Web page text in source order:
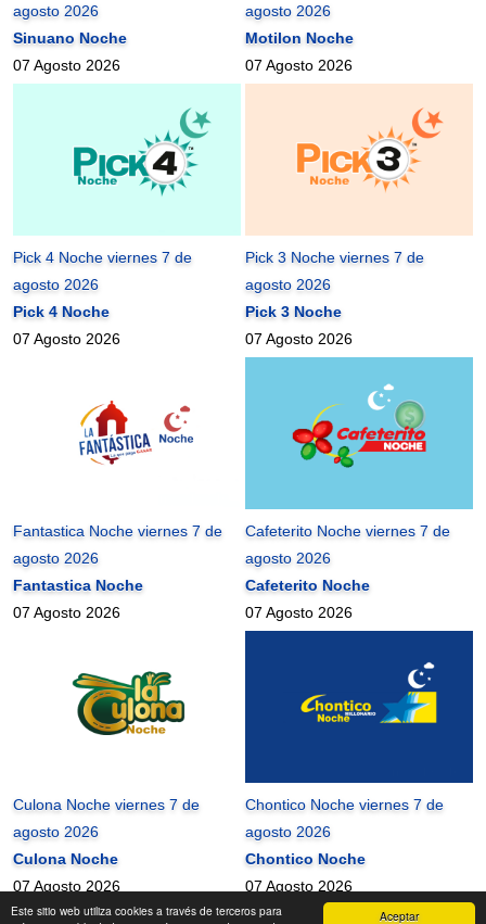
Aceptar
Este sitio web utiliza cookies a través de terceros para
agosto 2026
Sinuano Noche
07 Agosto 2026
agosto 2026
Motilon Noche
07 Agosto 2026
Pick 4 Noche viernes 7 de
agosto 2026
Pick 4 Noche
07 Agosto 2026
Pick 3 Noche viernes 7 de
agosto 2026
Pick 3 Noche
07 Agosto 2026
Fantastica Noche viernes 7 de
agosto 2026
Fantastica Noche
07 Agosto 2026
Cafeterito Noche viernes 7 de
agosto 2026
Cafeterito Noche
07 Agosto 2026
Culona Noche viernes 7 de
agosto 2026
Culona Noche
07 Agosto 2026
Chontico Noche viernes 7 de
agosto 2026
Chontico Noche
07 Agosto 2026